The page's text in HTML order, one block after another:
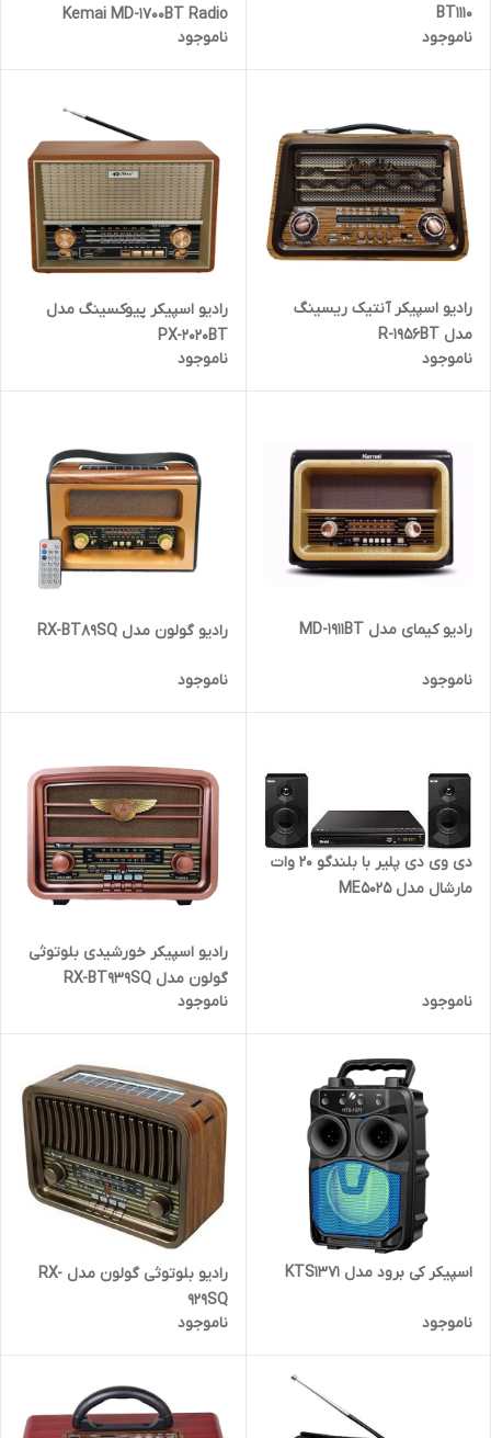
BT1110
ناموجود
Kemai MD-1700BT Radio
ناموجود
رادیو اسپیکر آنتیک ریسینگ
مدل R-1956BT
ناموجود
رادیو اسپیکر پیوکسینگ مدل
PX-2020BT
ناموجود
رادیو کیمای مدل MD-1911BT
ناموجود
رادیو گولون مدل RX-BT89SQ
ناموجود
دی وی دی پلیر با بلندگو 20 وات
مارشال مدل ME5025
ناموجود
رادیو اسپیکر خورشیدی بلوتوثی
گولون مدل RX-BT939SQ
ناموجود
اسپیکر کی برود مدل KTS1371
ناموجود
رادیو بلوتوثی گولون مدل RX-
929SQ
ناموجود